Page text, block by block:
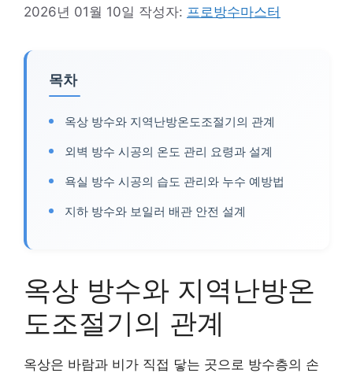
2026년 01월 10일 작성자: 프로방수마스터
목차
옥상 방수와 지역난방온도조절기의 관계
외벽 방수 시공의 온도 관리 요령과 설계
욕실 방수 시공의 습도 관리와 누수 예방법
지하 방수와 보일러 배관 안전 설계
옥상 방수와 지역난방온
도조절기의 관계
옥상은 바람과 비가 직접 닿는 곳으로 방수층의 손